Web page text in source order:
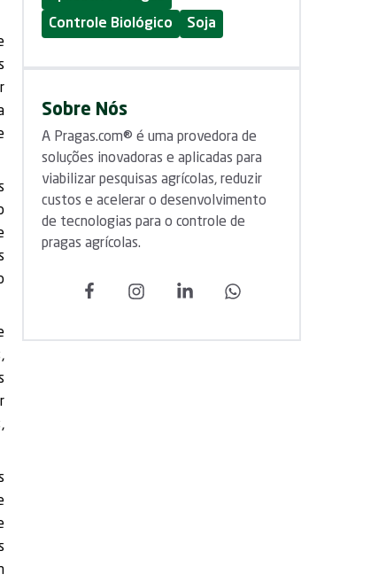
Controle Biológico
Soja
Sobre Nós
A Pragas.com® é uma provedora de
soluções inovadoras e aplicadas para
viabilizar pesquisas agrícolas, reduzir
custos e acelerar o desenvolvimento
de tecnologias para o controle de
pragas agrícolas.